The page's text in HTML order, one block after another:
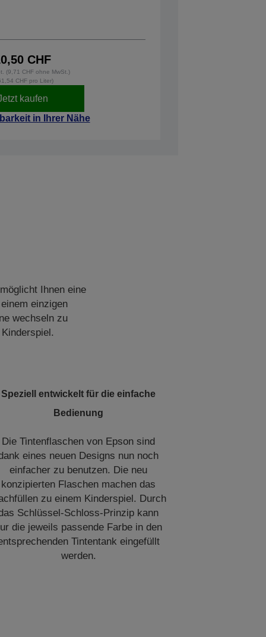
CHF
(9,71 CHF ohne MwSt.)
CHF pro Liter)
kaufen
in Ihrer Nähe
Ihnen eine
einzigen
wechseln zu
Speziell entwickelt für die einfache
Bedienung
Die Tintenflaschen von Epson sind
eines neuen Designs nun noch
einfacher zu benutzen. Die neu
konzipierten Flaschen machen das
zu einem Kinderspiel. Durch
Schlüssel-Schloss-Prinzip kann
die jeweils passende Farbe in den
Tintentank eingefüllt
werden.